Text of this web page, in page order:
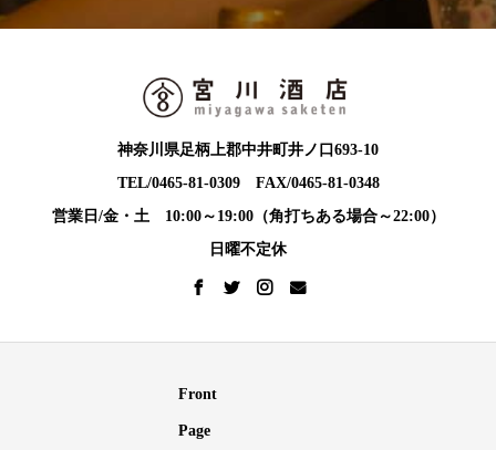
神奈川県足柄上郡中井町井ノ口693-10
TEL/0465-81-0309 FAX/0465-81-0348
営業日/金・土 10:00～19:00（角打ちある場合～22:00）
日曜不定休
Front
Page